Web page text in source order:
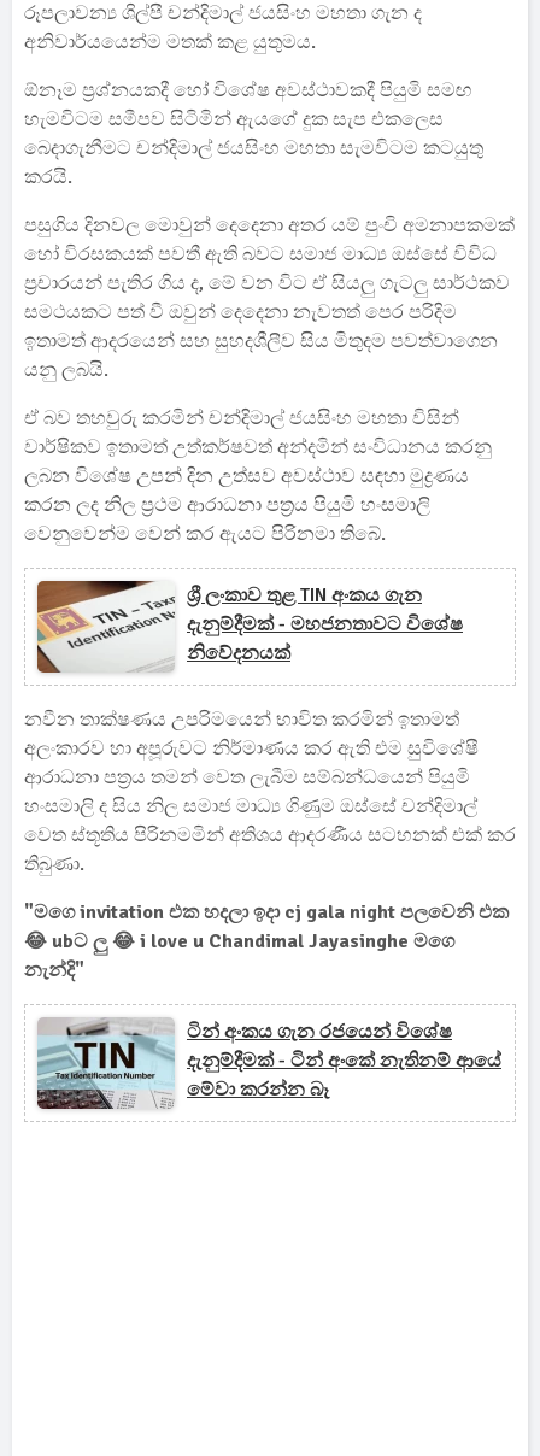
රූපලාවන්‍ය ශිල්පී චන්දිමාල් ජයසිංහ මහතා ගැන ද
අනිවාර්යයෙන්ම මතක් කළ යුතුමය.
ඕනෑම ප්‍රශ්නයකදී හෝ විශේෂ අවස්ථාවකදී පියුමි සමඟ
හැමවිටම සමීපව සිටිමින් ඇයගේ දුක සැප එකලෙස
බෙදාගැනීමට චන්දිමාල් ජයසිංහ මහතා සැමවිටම කටයුතු
කරයි.
පසුගිය දිනවල මොවුන් දෙදෙනා අතර යම් පුංචි අමනාපකමක්
හෝ විරසකයක් පවතී ඇති බවට සමාජ මාධ්‍ය ඔස්සේ විවිධ
ප්‍රචාරයන් පැතිර ගිය ද, මේ වන විට ඒ සියලු ගැටලු සාර්ථකව
සමථයකට පත් වී ඔවුන් දෙදෙනා නැවතත් පෙර පරිදිම
ඉතාමත් ආදරයෙන් සහ සුහදශීලීව සිය මිතුදම පවත්වාගෙන
යනු ලබයි.
ඒ බව තහවුරු කරමින් චන්දිමාල් ජයසිංහ මහතා විසින්
වාර්ෂිකව ඉතාමත් උත්කර්ෂවත් අන්දමින් සංවිධානය කරනු
ලබන විශේෂ උපන් දින උත්සව අවස්ථාව සඳහා මුද්‍රණය
කරන ලද නිල ප්‍රථම ආරාධනා පත්‍රය පියුමි හංසමාලි
වෙනුවෙන්ම වෙන් කර ඇයට පිරිනමා තිබේ.
ශ්‍රී ලංකාව තුළ TIN අංකය ගැන
දැනුම්දීමක් - මහජනතාවට විශේෂ
නිවේදනයක්
නවීන තාක්ෂණය උපරිමයෙන් භාවිත කරමින් ඉතාමත්
අලංකාරව හා අපූරුවට නිර්මාණය කර ඇති එම සුවිශේෂී
ආරාධනා පත්‍රය තමන් වෙත ලැබීම සම්බන්ධයෙන් පියුමි
හංසමාලි ද සිය නිල සමාජ මාධ්‍ය ගිණුම ඔස්සේ චන්දිමාල්
වෙත ස්තූතිය පිරිනමමින් අතිශය ආදරණීය සටහනක් එක් කර
තිබුණා.
"මගෙ invitation එක හදලා ඉදා cj gala night පලවෙනි එක
😂 ubට ලු 😂 i love u Chandimal Jayasinghe මගෙ
නැන්දි"
ටින් අංකය ගැන රජයෙන් විශේෂ
දැනුම්දීමක් - ටින් අංකේ නැතිනම් ආයේ
මේවා කරන්න බෑ